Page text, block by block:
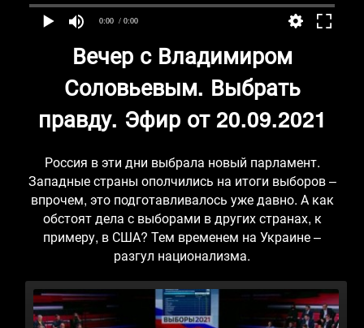
0:00 / 0:00
Вечер с Владимиром
Соловьевым. Выбрать
правду. Эфир от 20.09.2021
Россия в эти дни выбрала новый парламент.
Западные страны ополчились на итоги выборов –
впрочем, это подготавливалось уже давно. А как
обстоят дела с выборами в других странах, к
примеру, в США? Тем временем на Украине –
разгул национализма.